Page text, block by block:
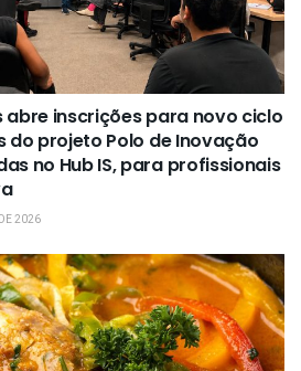
abre inscrições para novo ciclo
projeto Polo de Inovação
no Hub IS, para profissionais
2026